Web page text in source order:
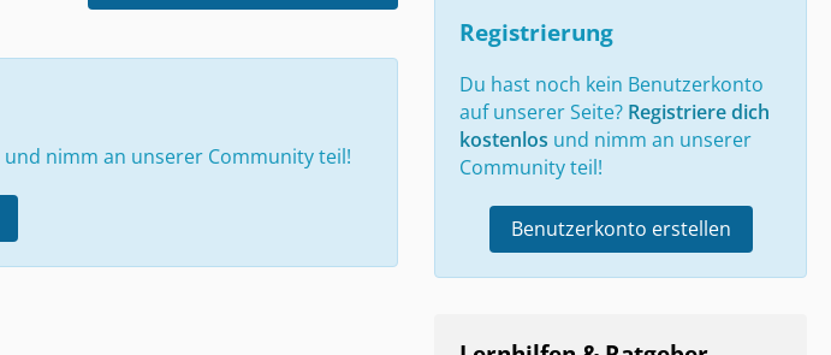
und nimm an unserer Community teil!
Registrierung
Du hast noch kein Benutzerkonto
auf unserer Seite? Registriere dich
kostenlos und nimm an unserer
Community teil!
Benutzerkonto erstellen